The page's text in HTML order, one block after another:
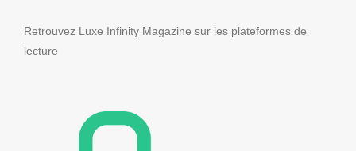
Retrouvez Luxe Infinity Magazine sur les plateformes de
lecture